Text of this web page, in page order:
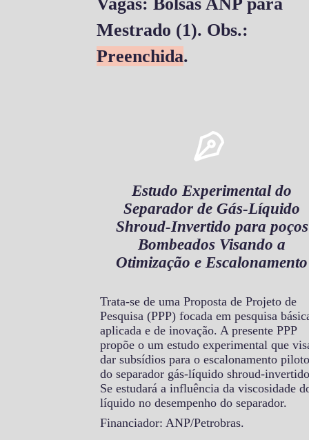
Mestrado (1). Obs.:
Preenchida.
Estudo Experimental do
Separador de Gás-Líquido
Shroud-Invertido para poços
Bombeados Visando a
Otimização e Escalonamento
Trata-se de uma Proposta de Projeto de
Pesquisa (PPP) focada em pesquisa
aplicada e de inovação. A presente PPP
propõe o um estudo experimental que
dar subsídios para o escalonamento piloto
do separador gás-líquido shroud-
Se estudará a influência da viscosidade
líquido no desempenho do separador.
Financiador: ANP/Petrobras.